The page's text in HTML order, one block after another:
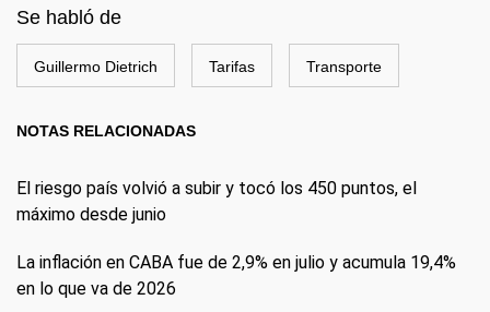
Se habló de
Guillermo Dietrich Tarifas Transporte
NOTAS RELACIONADAS
El riesgo país volvió a subir y tocó los 450 puntos, el
máximo desde junio
La inflación en CABA fue de 2,9% en julio y acumula 19,4%
en lo que va de 2026